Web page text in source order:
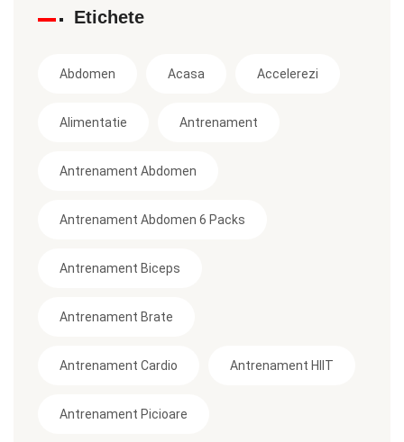
Etichete
Abdomen Acasa Accelerezi
Alimentatie Antrenament
Antrenament Abdomen
Antrenament Abdomen 6 Packs
Antrenament Biceps
Antrenament Brate
Antrenament Cardio Antrenament HIIT
Antrenament Picioare